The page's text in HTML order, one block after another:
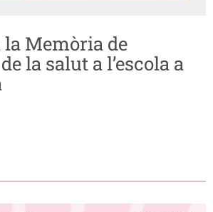
Memòria de
la salut a l’escola a